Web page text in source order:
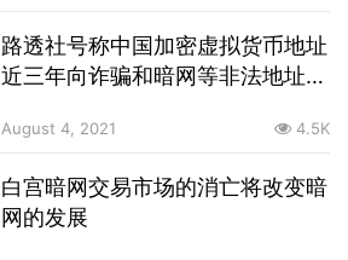
路透社号称中国加密虚拟货币地址
近三年向诈骗和暗网等非法地址发
August 4, 2021 4.5K
白宫暗网交易市场的消亡将改变暗
网的发展